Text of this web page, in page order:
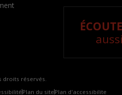
droits réservés.
Plan du site Plan d'accessibilite